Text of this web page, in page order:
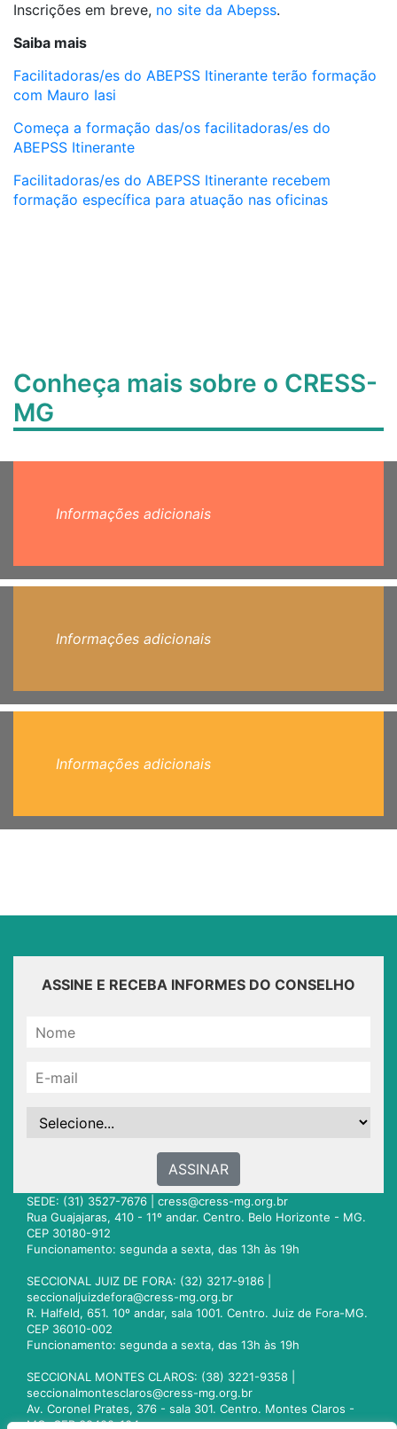
Inscrições em breve, no site da Abepss.
Saiba mais
Facilitadoras/es do ABEPSS Itinerante terão formação
com Mauro Iasi
Começa a formação das/os facilitadoras/es do
ABEPSS Itinerante
Facilitadoras/es do ABEPSS Itinerante recebem
formação específica para atuação nas oficinas
Conheça mais sobre o CRESS-
MG
Informações adicionais
Informações adicionais
Informações adicionais
ASSINE E RECEBA INFORMES DO CONSELHO
ASSINAR
SEDE: (31) 3527-7676 | cress@cress-mg.org.br
Rua Guajajaras, 410 - 11º andar. Centro. Belo Horizonte - MG.
CEP 30180-912
Funcionamento: segunda a sexta, das 13h às 19h
SECCIONAL JUIZ DE FORA: (32) 3217-9186 |
seccionaljuizdefora@cress-mg.org.br
R. Halfeld, 651. 10º andar, sala 1001. Centro. Juiz de Fora-MG.
CEP 36010-002
Funcionamento: segunda a sexta, das 13h às 19h
SECCIONAL MONTES CLAROS: (38) 3221-9358 |
seccionalmontesclaros@cress-mg.org.br
Av. Coronel Prates, 376 - sala 301. Centro. Montes Claros -
MG. CEP 39400-104